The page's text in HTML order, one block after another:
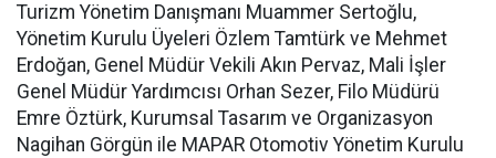
Turizm Yönetim Danışmanı Muammer Sertoğlu,
Yönetim Kurulu Üyeleri Özlem Tamtürk ve Mehmet
Erdoğan, Genel Müdür Vekili Akın Pervaz, Mali İşler
Genel Müdür Yardımcısı Orhan Sezer, Filo Müdürü
Emre Öztürk, Kurumsal Tasarım ve Organizasyon
Nagihan Görgün ile MAPAR Otomotiv Yönetim Kurulu